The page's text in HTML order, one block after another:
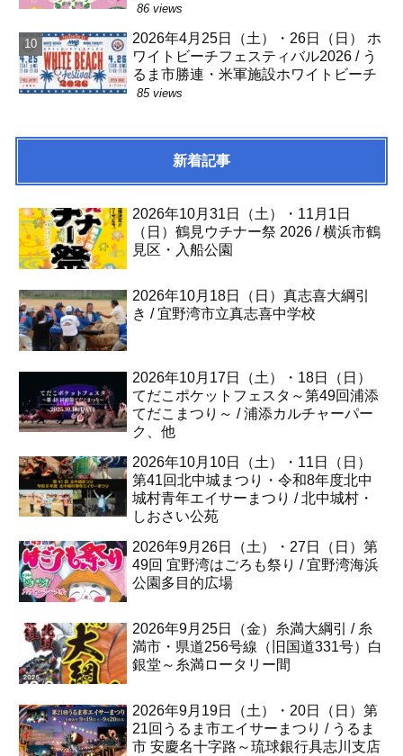
86 views
2026年4月25日（土）・26日（日） ホ
ワイトビーチフェスティバル2026 / う
るま市勝連・米軍施設ホワイトビーチ
85 views
新着記事
2026年10月31日（土）・11月1日
（日）鶴見ウチナー祭 2026 / 横浜市鶴
見区・入船公園
2026年10月18日（日）真志喜大綱引
き / 宜野湾市立真志喜中学校
2026年10月17日（土）・18日（日）
てだこポケットフェスタ～第49回浦添
てだこまつり～ / 浦添カルチャーパー
ク、他
2026年10月10日（土）・11日（日）
第41回北中城まつり・令和8年度北中
城村青年エイサーまつり / 北中城村・
しおさい公苑
2026年9月26日（土）・27日（日）第
49回 宜野湾はごろも祭り / 宜野湾海浜
公園多目的広場
2026年9月25日（金）糸満大綱引 / 糸
満市・県道256号線（旧国道331号）白
銀堂～糸満ロータリー間
2026年9月19日（土）・20日（日）第
21回うるま市エイサーまつり / うるま
市 安慶名十字路～琉球銀行具志川支店